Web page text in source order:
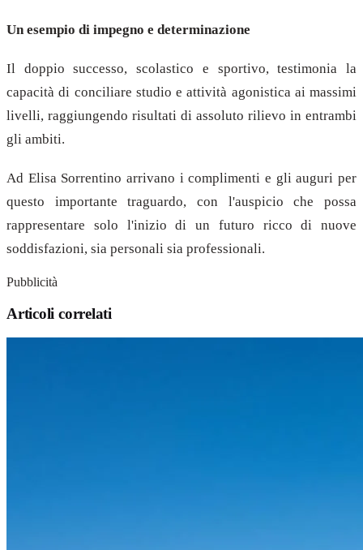
Un esempio di impegno e determinazione
Il doppio successo, scolastico e sportivo, testimonia la
capacità di conciliare studio e attività agonistica ai massimi
livelli, raggiungendo risultati di assoluto rilievo in entrambi
gli ambiti.
Ad Elisa Sorrentino arrivano i complimenti e gli auguri per
questo importante traguardo, con l'auspicio che possa
rappresentare solo l'inizio di un futuro ricco di nuove
soddisfazioni, sia personali sia professionali.
Pubblicità
Articoli correlati